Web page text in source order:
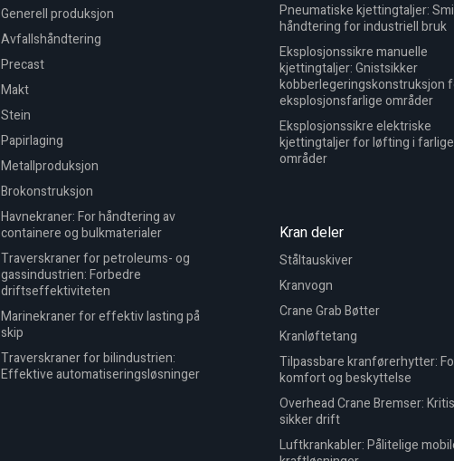
Generell produksjon
Avfallshåndtering
Precast
Makt
Stein
Papirlaging
Metallproduksjon
Brokonstruksjon
Havnekraner: For håndtering av
containere og bulkmaterialer
Traverskraner for petroleums- og
gassindustrien: Forbedre
driftseffektiviteten
Marinekraner for effektiv lasting på
skip
Traverskraner for bilindustrien:
Effektive automatiseringsløsninger
Pneumatiske kjettingtaljer:
håndtering for industriell bruk
Eksplosjonssikre manuelle
kjettingtaljer: Gnistsikker
kobberlegeringskonstruksjon
eksplosjonsfarlige områder
Eksplosjonssikre elektriske
kjettingtaljer for løfting i farlige
områder
Kran deler
Ståltauskiver
Kranvogn
Crane Grab Bøtter
Kranløftetang
Tilpassbare kranførerhytter:
komfort og beskyttelse
Overhead Crane Bremser:
sikker drift
Luftkrankabler: Pålitelige